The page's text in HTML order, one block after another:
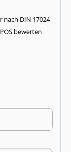
DIN 17024
bewerten